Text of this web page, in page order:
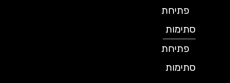
פתיחת
סתימות
פתיחת
סתימות